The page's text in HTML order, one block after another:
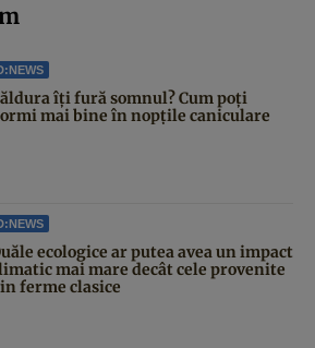
îți fură somnul? Cum poți
mai bine în nopțile caniculare
ecologice ar putea avea un impact
mai mare decât cele provenite
ferme clasice